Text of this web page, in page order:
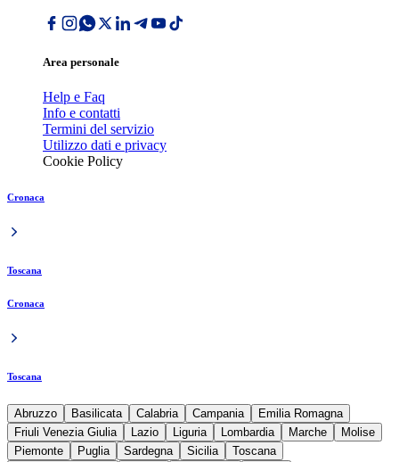
Area personale
Help e Faq
Info e contatti
Termini del servizio
Utilizzo dati e privacy
Cookie Policy
Cronaca
Toscana
Cronaca
Toscana
Abruzzo Basilicata Calabria Campania
Emilia Romagna
Friuli Venezia Giulia
Lazio Liguria Lombardia Marche
Molise
Piemonte
Puglia Sardegna Sicilia
Toscana